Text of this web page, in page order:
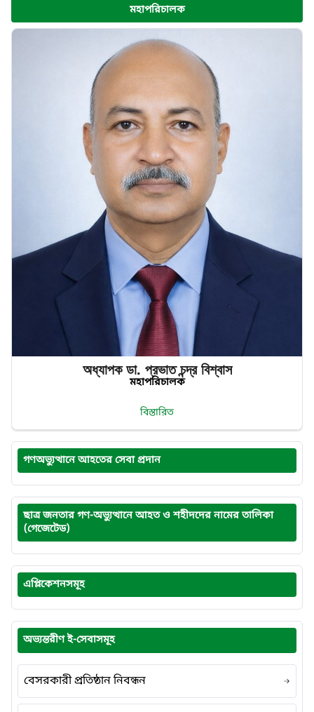
মহাপরিচালক
অধ্যাপক ডা. প্রভাত‌ চন্দ্র‌ বিশ্বাস
মহাপরিচালক
বিস্তারিত
গণঅভ্যুত্থানে আহতের সেবা প্রদান
ছাত্র জনতার গণ-অভ্যুত্থানে আহত ও শহীদদের নামের তালিকা
(গেজেটেড)
এপ্লিকেশনসমূহ
অভ্যন্তরীণ ই-সেবাসমূহ
বেসরকারী প্রতিষ্ঠান নিবন্ধন